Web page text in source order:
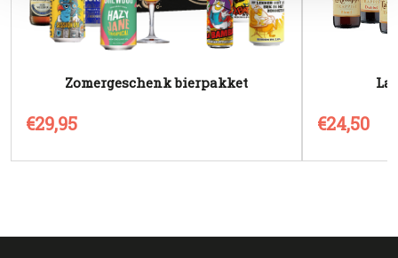
Zomergeschenk bierpakket
€29,95
La
€24,50